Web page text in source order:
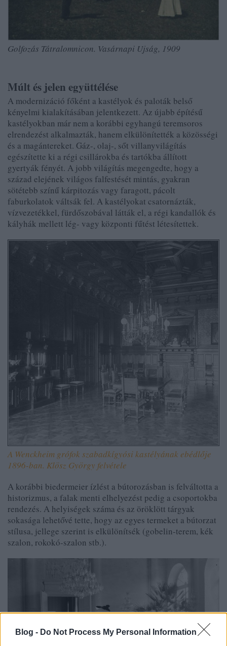
Blog - Do Not Process My Personal Information
Golfozás Tátralomnicon. Vasárnapi Ujság, 1909
Múlt és jelen együttélése
A modernizáció főként a kastélyok és paloták belső
kényelmi kialakításában jelentkezett. Az újabb építésű
kastélyokban már nem a korábbi egyhangú teremsoros
elrendezést alkalmazták, hanem elkülönítették a közösségi
és a magántereket. Gáz-, olaj-, sőt villanyvilágítás
egészítette ki a régi csillárokba és tartókba állított
gyertyák fényét. A jobb világítás megengedte, hogy a
század elejének világos falfestését mintás, gyakran
sötétebb színű kárpitozás vagy faragott, pácolt
faburkolatok váltsák fel. A kastélyokat csatornázták,
vízvezetékkel, fürdőszobával látták el, a régi kandallók és
kályhák mellett lég- vagy központi fűtést létesítettek.
A Wenckheim grófok szabadkígyósi kastélyának ebédlője
1896-ban. Klösz György felvétele
A korábbi biedermeier ízlést a bútorozásban is felváltotta a
historizmus, a falak menti elhelyezést pedig a csoportokba
rendezés. A helyiségek száma és az öröklött tárgyak
sokasága lehetővé tette, hogy az egyes termeket a bútorzat
stílusa, jellege szerint is elkülönítsék (gobelin-terem, kék
szalon, rokokó-szalon stb.).